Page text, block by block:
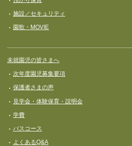
施設／セキュリティ
園歌・MOVIE
未就園児の皆さまへ
次年度園児募集要項
保護者さまの声
見学会・体験保育・説明会
学費
バスコース
よくあるQ&A